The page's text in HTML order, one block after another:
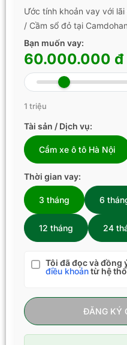
Ước tính khoản vay với
/ Cầm sổ đỏ tại
Bạn muốn vay:
60.000.000 đ
1 triệu
Tài sản / Dịch vụ:
Cầm xe ô tô Hà Nội
Thời gian vay:
3 tháng 6
12 tháng 24
Tôi đã đọc và đồng
điều khoảntừ hệ
ĐĂNG KÝ